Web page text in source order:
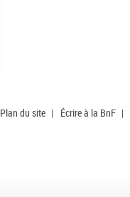
Plan du site | Écrire à la BnF |